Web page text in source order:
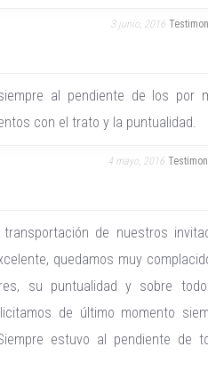
3 junio, 2016
al pendiente de los por
con el trato y la puntualidad.
4 mayo, 2016
de nuestros
quedamos muy
su puntualidad y sobre
de último momento
estuvo al pendiente de